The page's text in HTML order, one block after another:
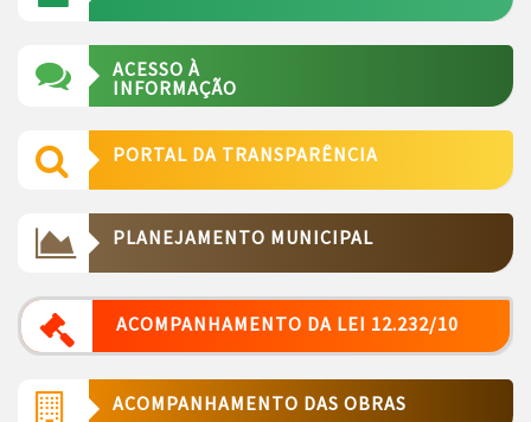
ACESSO À
INFORMAÇÃO
PORTAL DA TRANSPARÊNCIA
PLANEJAMENTO MUNICIPAL
ACOMPANHAMENTO DA LEI 12.232/10
ACOMPANHAMENTO DAS OBRAS